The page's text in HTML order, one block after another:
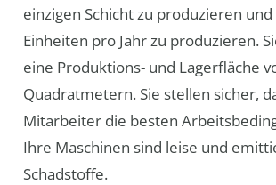
einzigen Schicht zu produzieren und
Einheiten pro Jahr zu produzieren.
eine Produktions- und Lagerfläche
Quadratmetern. Sie stellen sicher,
Mitarbeiter die besten
Ihre Maschinen sind leise und
Schadstoffe.